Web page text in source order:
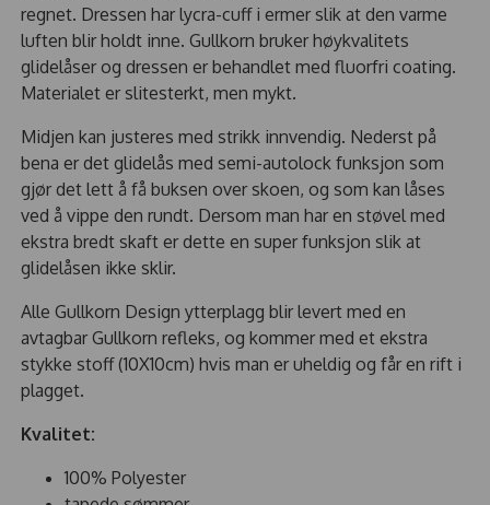
regnet. Dressen har lycra-cuff i ermer slik at den varme
luften blir holdt inne. Gullkorn bruker høykvalitets
glidelåser og dressen er behandlet med fluorfri coating.
Materialet er slitesterkt, men mykt.
Midjen kan justeres med strikk innvendig. Nederst på
bena er det glidelås med semi-autolock funksjon som
gjør det lett å få buksen over skoen, og som kan låses
ved å vippe den rundt. Dersom man har en støvel med
ekstra bredt skaft er dette en super funksjon slik at
glidelåsen ikke sklir.
Alle Gullkorn Design ytterplagg blir levert med en
avtagbar Gullkorn refleks, og kommer med et ekstra
stykke stoff (10X10cm) hvis man er uheldig og får en rift i
plagget.
Kvalitet:
100% Polyester